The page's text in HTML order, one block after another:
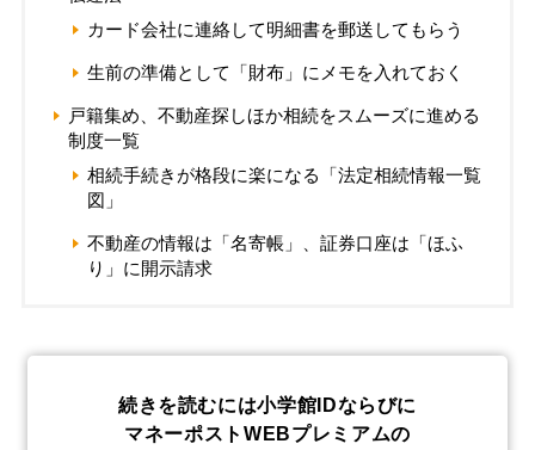
カード会社に連絡して明細書を郵送してもらう
生前の準備として「財布」にメモを入れておく
戸籍集め、不動産探しほか相続をスムーズに進める
制度一覧
相続手続きが格段に楽になる「法定相続情報一覧
図」
不動産の情報は「名寄帳」、証券口座は「ほふ
り」に開示請求
続きを読むには小学館IDならびに
マネーポストWEBプレミアムの